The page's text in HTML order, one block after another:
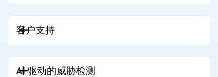
客户支持
AI 驱动的威胁检测